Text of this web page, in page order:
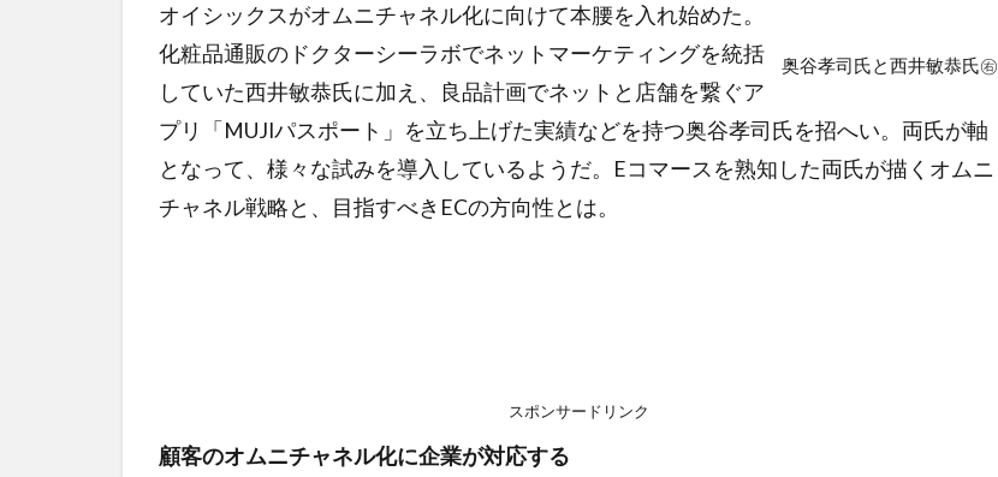
奥谷孝司氏と西井敏恭氏㊨
オイシックスがオムニチャネル化に向けて本腰を入れ始めた。
化粧品通販のドクターシーラボでネットマーケティングを統括
していた西井敏恭氏に加え、良品計画でネットと店舗を繋ぐア
プリ「MUJIパスポート」を立ち上げた実績などを持つ奥谷孝司氏を招へい。両氏が軸
となって、様々な試みを導入しているようだ。Eコマースを熟知した両氏が描くオムニ
チャネル戦略と、目指すべきECの方向性とは。
スポンサードリンク
顧客のオムニチャネル化に企業が対応する